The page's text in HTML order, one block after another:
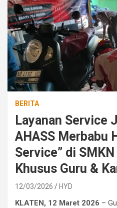
BERITA
Layanan Service
AHASS Merbabu
Service” di
Khusus Guru &
12/03/2026 HYD
KLATEN, 12 Maret 2026 –